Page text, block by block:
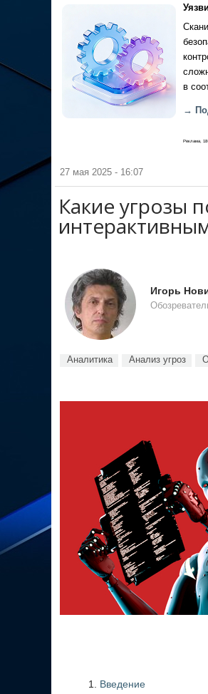
в
→
Реклама,
27 мая 2025 - 16:07
Какие угрозы
Игорь
Аналитика Анализ угроз
Введение